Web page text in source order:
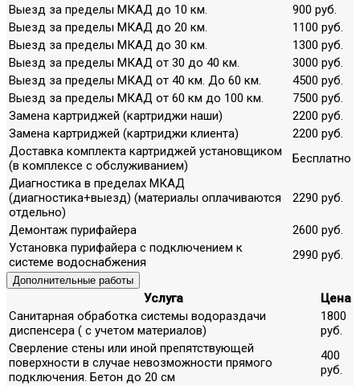
Выезд за пределы МКАД до 10 км.
900 руб.
Выезд за пределы МКАД до 20 км.
1100 руб.
Выезд за пределы МКАД до 30 км.
1300 руб.
Выезд за пределы МКАД от 30 до 40 км.
3000 руб.
Выезд за пределы МКАД от 40 км. До 60 км.
4500 руб.
Выезд за пределы МКАД от 60 км до 100 км.
7500 руб.
Замена картриджей (картриджи наши)
2200 руб.
Замена картриджей (картриджи клиента)
2200 руб.
Доставка комплекта картриджей установщиком
(в комплексе с обслуживанием)
Бесплатно
Диагностика в пределах МКАД
(диагностика+выезд) (материалы оплачиваются
отдельно)
2290 руб.
Демонтаж пурифайера
2600 руб.
Установка пурифайера с подключением к
системе водоснабжения
2990 руб.
Дополнительные работы
Услуга
Цена
Санитарная обработка системы водораздачи
диспенсера ( с учетом материалов)
1800
руб.
Сверление стены или иной препятствующей
поверхности в случае невозможности прямого
подключения. Бетон до 20 см
400
руб.